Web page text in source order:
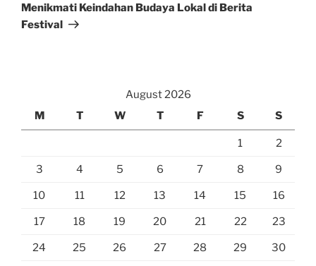
Post
Menikmati Keindahan Budaya Lokal di Berita
Festival
August 2026
M
T W T F S S
1 2
3 4 5 6 7 8 9
10 11 12 13 14 15 16
17 18 19 20 21 22 23
24 25 26 27 28 29 30